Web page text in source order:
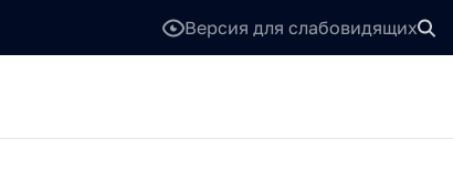
Версия для слабовидящих